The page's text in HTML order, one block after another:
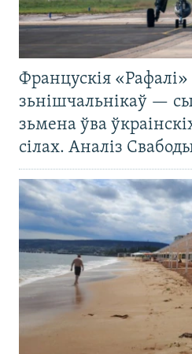
Францускія «Рафалі»
зьнішчальнікаў —
зьмена ўва
сілах. Аналіз